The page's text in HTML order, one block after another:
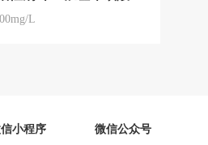
L
小程序 微信公众号